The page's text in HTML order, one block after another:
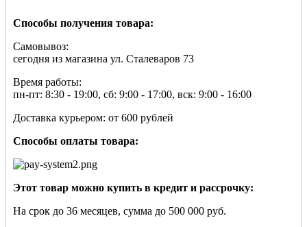
Способы получения товара:
Самовывоз:
сегодня из магазина ул. Сталеваров 73
Время работы:
пн-пт: 8:30 - 19:00, сб: 9:00 - 17:00, вск: 9:00 - 16:00
Доставка курьером: от 600 рублей
Способы оплаты товара:
Этот товар можно купить в кредит и рассрочку:
На срок до 36 месяцев, сумма до 500 000 руб.